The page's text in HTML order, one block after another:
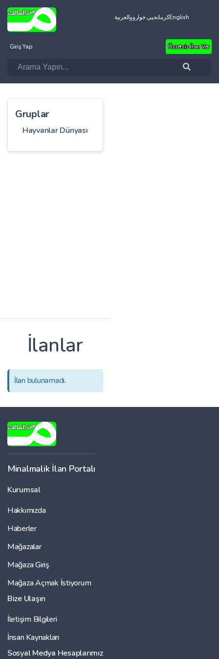
العربيةکرمانجیی خوارووEnglish
Giriş Yap Ücretsiz İlan Ver
Gruplar
Hayvanlar Dünyası
İlanlar
İlan bulunamadı.
Minalmalik İlan Portalı
Kurumsal
Hakkımızda
Haberler
Mağazalar
Mağaza Giriş
Mağaza Açmak İstiyorum
Bize Ulaşın
İletişim Bilgileri
İnsan Kaynakları
Sosyal Medya Hesaplarımız